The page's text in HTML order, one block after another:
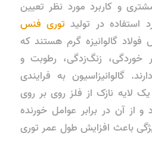
و کاربرد مورد نظر تعیین
در تولید توری فنس
گالوانیزه گرم هستند که
خوردگی، زنگ‌زدگی، رطوبت و
گالوانیزاسیون به فرایندی
لایه نازک از فلز روی بر روی
از آن در برابر عوامل خورنده
باعث افزایش طول عمر توری